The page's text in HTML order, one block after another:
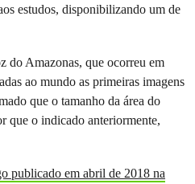
estudos, disponibilizando um de
do Amazonas, que ocorreu em
ao mundo as primeiras imagens
que o tamanho da área do
que o indicado anteriormente,
publicado em abril de 2018 na